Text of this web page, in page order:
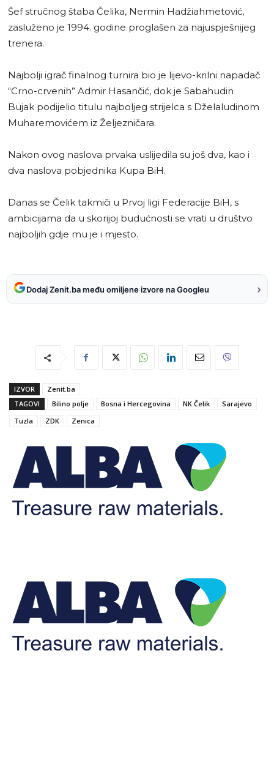
Šef stručnog štaba Čelika, Nermin Hadžiahmetović,
zasluženo je 1994. godine proglašen za najuspješnijeg
trenera.
Najbolji igrač finalnog turnira bio je lijevo-krilni napadač
“Crno-crvenih” Admir Hasančić, dok je Sabahudin
Bujak podijelio titulu najboljeg strijelca s Dželaludinom
Muharemovićem iz Željezničara.
Nakon ovog naslova prvaka uslijedila su još dva, kao i
dva naslova pobjednika Kupa BiH.
Danas se Čelik takmiči u Prvoj ligi Federacije BiH, s
ambicijama da u skorijoj budućnosti se vrati u društvo
najboljih gdje mu je i mjesto.
Dodaj Zenit.ba među omiljene izvore na Googleu ›
IZVOR
Zenit.ba
TAGOVI
Bilino polje Bosna i Hercegovina NK Čelik
Sarajevo
Tuzla
ZDK Zenica